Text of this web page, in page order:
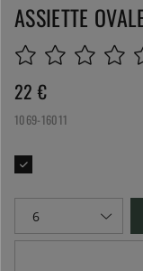
ASSIETTE
22 €
1069-16011